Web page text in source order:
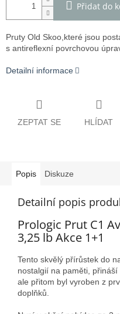
Přidat do
Pruty Old Skoo,které jsou
s antireflexní povrchovou
Detailní informace
ZEPTAT SE HLÍDAT
Popis Diskuze
Detailní popis
Prologic Prut C1
3,25 lb Akce 1+1
Tento skvělý přírůstek do
nostalgií na paměti, přináší
ale přitom byl vyroben z
doplňků.